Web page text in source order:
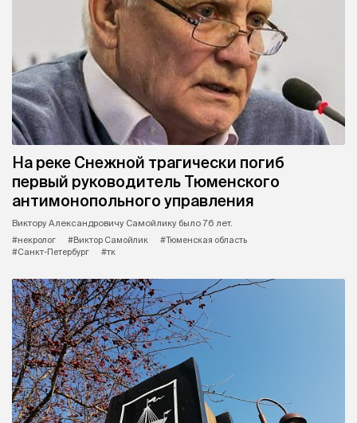
На реке Снежной трагически погиб
первый руководитель Тюменского
антимонопольного управления
Виктору Александровичу Самойлику было 76 лет.
#некролог
#Виктор Самойлик
#Тюменская область
#Санкт-Петербург
#тк